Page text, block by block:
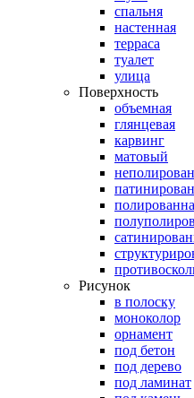
спальня
настенная
терраса
туалет
улица
Поверхность
объемная
глянцевая
карвинг
матовый
Рисунок
в полоску
моноколор
орнамент
под бетон
под дерево
под ламинат